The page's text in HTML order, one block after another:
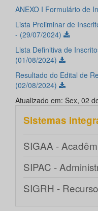
ANEXO I Formulário de
Lista Preliminar de
- (29/07/2024)
Lista Definitiva de
(01/08/2024)
Resultado do Edital de
(02/08/2024)
Atualizado em: Sex, 02
Sistemas
SIGAA -
SIPAC -
SIGRH -